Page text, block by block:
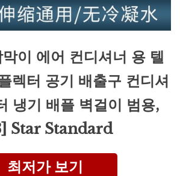
이 에어 컨디셔너 용 텔
렉터 공기 배출구 컨디셔
냉기 배플 벽걸이 범용,
Star Standard
최저가 보기